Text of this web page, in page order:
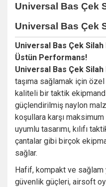
Universal Bas Çek
Universal Bas Çek
Universal Bas Çek Silah
Üstün Performans!
Universal Bas Çek Silah
taşıma sağlamak için
kaliteli bir taktik
güçlendirilmiş naylon
koşullara karşı maksimum
uyumlu tasarımı, kılıfı
çantalar gibi birçok
sağlar.
Hafif, kompakt ve sağlam
güvenlik güçleri, airsoft